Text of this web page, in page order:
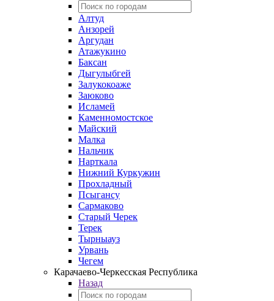
Алтуд
Анзорей
Аргудан
Атажукино
Баксан
Дыгулыбгей
Залукокоаже
Заюково
Исламей
Каменномостское
Майский
Малка
Нальчик
Нарткала
Нижний Куркужин
Прохладный
Псыгансу
Сармаково
Старый Черек
Терек
Тырныауз
Урвань
Чегем
Карачаево-Черкесская Республика
Назад